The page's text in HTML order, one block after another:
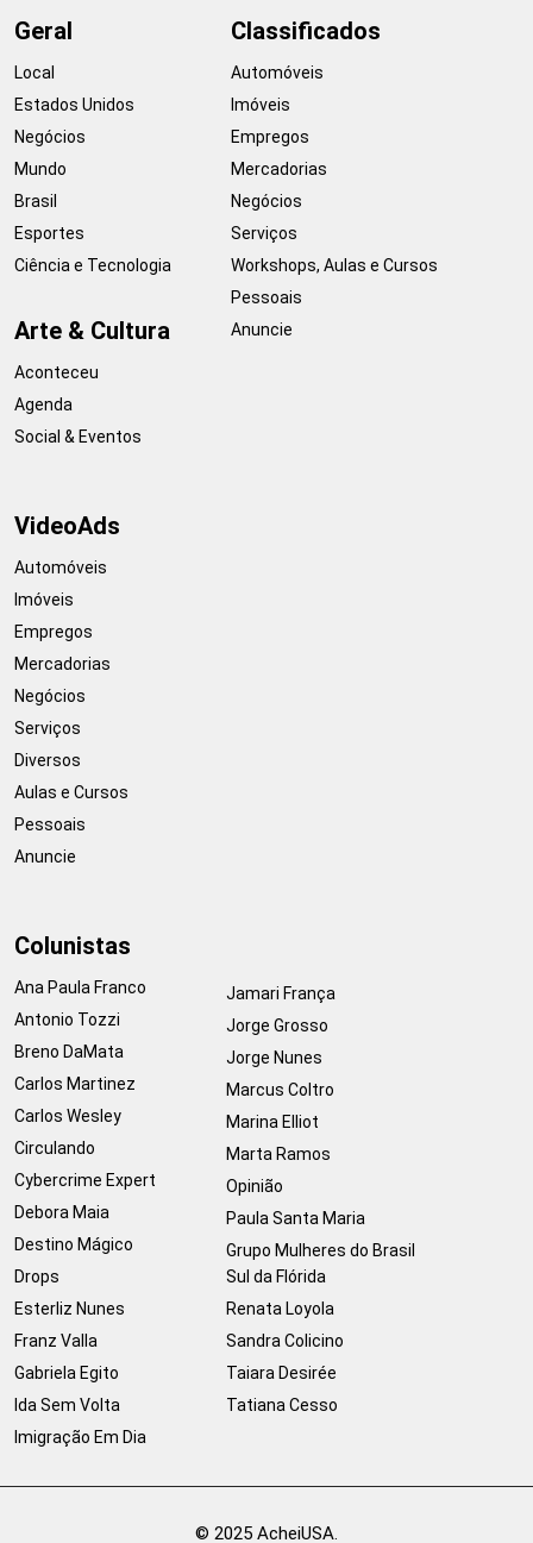
Geral
Local
Estados Unidos
Negócios
Mundo
Brasil
Esportes
Ciência e Tecnologia
Arte & Cultura
Aconteceu
Agenda
Social & Eventos
Classificados
Automóveis
Imóveis
Empregos
Mercadorias
Negócios
Serviços
Workshops, Aulas e Cursos
Pessoais
Anuncie
VideoAds
Automóveis
Imóveis
Empregos
Mercadorias
Negócios
Serviços
Diversos
Aulas e Cursos
Pessoais
Anuncie
Colunistas
Ana Paula Franco
Antonio Tozzi
Breno DaMata
Carlos Martinez
Carlos Wesley
Circulando
Cybercrime Expert
Debora Maia
Destino Mágico
Drops
Esterliz Nunes
Franz Valla
Gabriela Egito
Ida Sem Volta
Imigração Em Dia
Jamari França
Jorge Grosso
Jorge Nunes
Marcus Coltro
Marina Elliot
Marta Ramos
Opinião
Paula Santa Maria
Grupo Mulheres do Brasil
Sul da Flórida
Renata Loyola
Sandra Colicino
Taiara Desirée
Tatiana Cesso
© 2025 AcheiUSA.